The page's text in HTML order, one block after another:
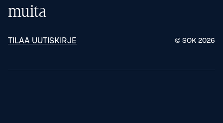
muita
TILAA UUTISKIRJE © SOK 2026